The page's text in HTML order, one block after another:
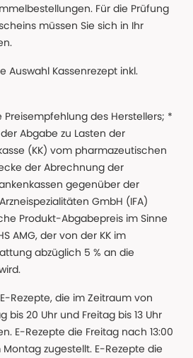
Für die Prüfung
müssen Sie sich in Ihr
Auswahl Kassenrezept inkl.
Preisempfehlung des Herstellers; *
Abgabe zu Lasten der
(KK) vom pharmazeutischen
der Abrechnung der
gegenüber der
GmbH (IFA)
Produkt-Abgabepreis im Sinne
AMG, der von der KK im
abzüglich 5 % an die
Rezepte, die im Zeitraum von
bis 20 Uhr und Freitag bis 13 Uhr
E-Rezepte die Freitag nach 13:00
zugestellt. E-Rezepte die